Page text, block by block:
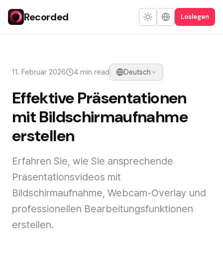
Recorded Loslegen
11. Februar 2026 4 min read Deutsch
Effektive Präsentationen
mit Bildschirmaufnahme
erstellen
Erfahren Sie, wie Sie ansprechende
Präsentationsvideos mit
Bildschirmaufnahme, Webcam-Overlay und
professionellen Bearbeitungsfunktionen
erstellen.